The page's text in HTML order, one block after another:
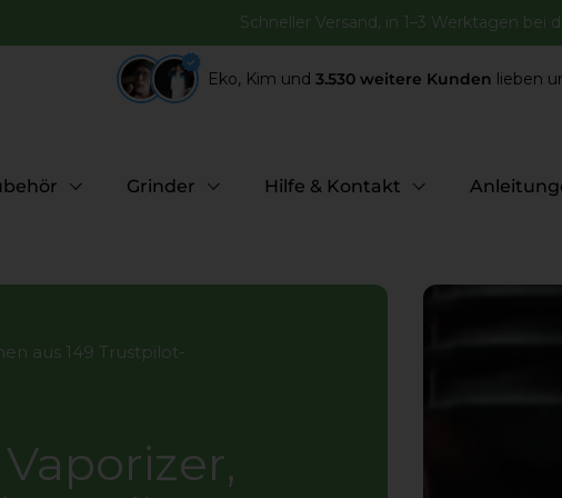
Schneller Versand, in 1–3 Werktagen bei
Eko, Kim und 3.530 weitere Kunden lieben
Grinder Hilfe & Kontakt
aus 149 Trustpilot-